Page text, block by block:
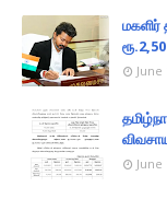
மகளிர்
June
June